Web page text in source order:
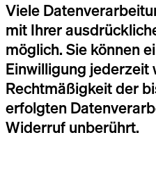
Viele
mit Ihrer
möglich. Sie können
Einwilligung jederzeit
Rechtmäßigkeit der
erfolgten
Widerruf unberührt.